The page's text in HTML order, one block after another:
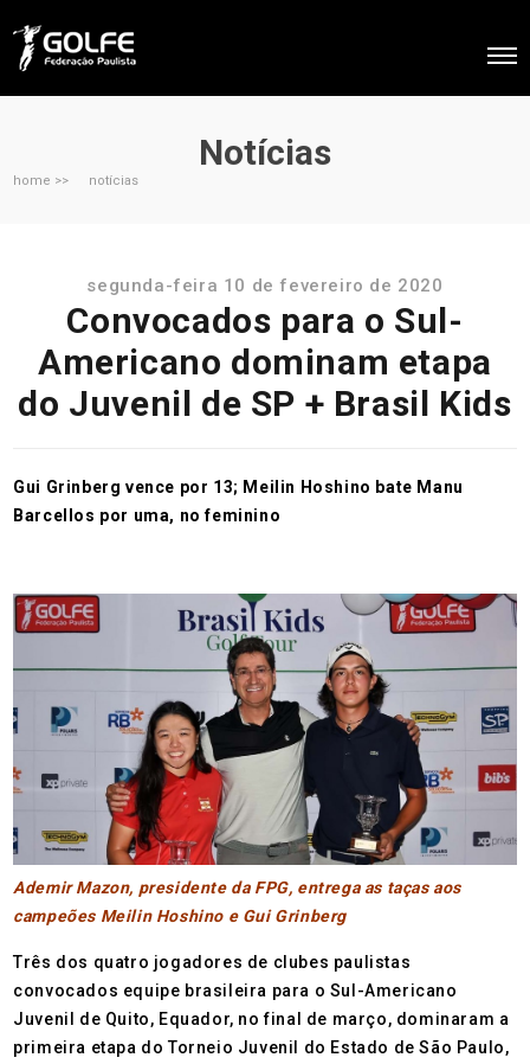
Notícias
home >> notícias
segunda-feira 10 de fevereiro de 2020
Convocados para o Sul-
Americano dominam etapa
do Juvenil de SP + Brasil Kids
Gui Grinberg vence por 13; Meilin Hoshino bate Manu
Barcellos por uma, no feminino
Ademir Mazon, presidente da FPG, entrega as taças aos
campeões Meilin Hoshino e Gui Grinberg
Três dos quatro jogadores de clubes paulistas
convocados equipe brasileira para o Sul-Americano
Juvenil de Quito, Equador, no final de março, dominaram a
primeira etapa do Torneio Juvenil do Estado de São Paulo,